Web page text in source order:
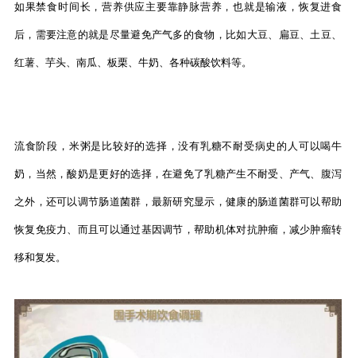
如果禁食时间长，营养供应主要靠静脉营养，也就是输液，恢复进食
后，需要注意的就是尽量避免产气多的食物，比如大豆、扁豆、土豆、
红薯、芋头、南瓜、板栗、牛奶、各种碳酸饮料等。
流食阶段，米粥是比较好的选择，没有乳糖不耐受病史的人可以喝牛
奶，当然，酸奶是更好的选择，在避免了乳糖产生不耐受、产气、腹泻
之外，还可以调节肠道菌群，最新研究显示，健康的肠道菌群可以帮助
恢复免疫力、而且可以通过基因调节，帮助机体对抗肿瘤，减少肿瘤转
移和复发。